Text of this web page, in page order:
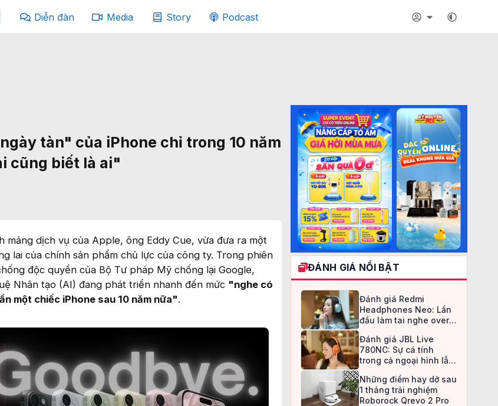
Diễn đàn Media Story Podcast
tàn" của iPhone chỉ trong 10 năm
cũng biết là ai"
mảng dịch vụ của Apple, ông Eddy Cue, vừa đưa ra một
lai của chính sản phẩm chủ lực của công ty. Trong phiên
độc quyền của Bộ Tư pháp Mỹ chống lại Google,
Nhân tạo (AI) đang phát triển nhanh đến mức "nghe có
một chiếc iPhone sau 10 năm nữa".
ĐÁNH GIÁ NỔI BẬT
Đánh giá Redmi
Headphones Neo: Lần
đầu làm tai nghe over-
an toàn
Đánh giá JBL Live
780NC: Sự cá tính
trong cả ngoại hình lẫn
Những điểm hay dở sau
1 tháng trải nghiệm
Roborock Qrevo 2 Pro